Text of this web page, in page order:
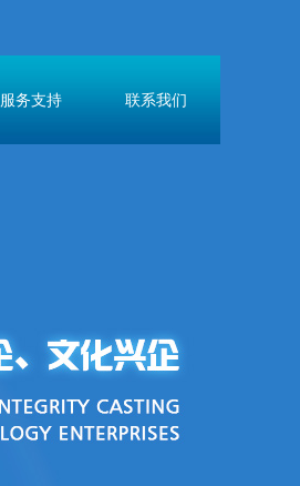
服务支持 联系我们